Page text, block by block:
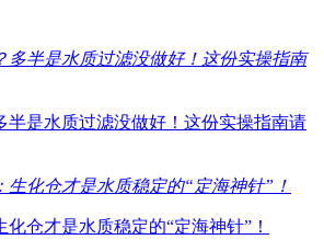
半是水质过滤没做好！这份实操指南请
化仓才是水质稳定的“定海神针”！